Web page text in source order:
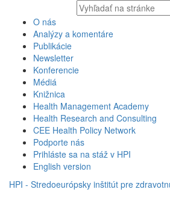
Vyhľadávaný
text
O nás
Analýzy a komentáre
Publikácie
Newsletter
Konferencie
Médiá
Knižnica
Health Management Academy
Health Research and Consulting
CEE Health Policy Network
Podporte nás
Prihláste sa na stáž v HPI
English version
HPI - Stredoeurópsky inštitút pre